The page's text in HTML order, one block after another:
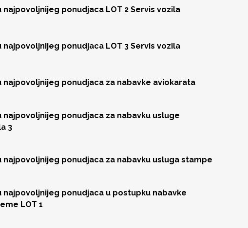
najpovoljnijeg ponudjaca LOT 2 Servis vozila
najpovoljnijeg ponudjaca LOT 3 Servis vozila
najpovoljnijeg ponudjaca za nabavke aviokarata
najpovoljnijeg ponudjaca za nabavku usluge
3
najpovoljnijeg ponudjaca za nabavku usluga stampe
najpovoljnijeg ponudjaca u postupku nabavke
LOT 1